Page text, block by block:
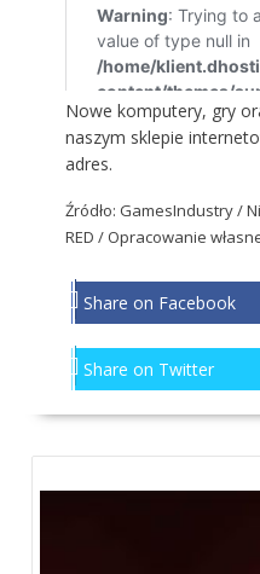
Nowe komputery, gry
naszym sklepie
adres.
Źródło: GamesIndustry/
RED / Opracowanie
Share on Facebook
Share on Twitter
NAWIGACJA
PO